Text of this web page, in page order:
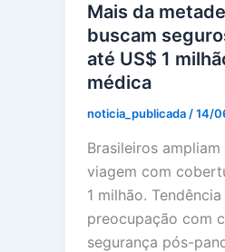
Mais da
buscam
até US$ 1
médica
noticia_publicada/14/
Brasileiros
viagem com
1 milhão.
preocupação com
segurança pós-